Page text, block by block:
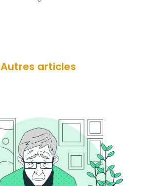
Autres articles